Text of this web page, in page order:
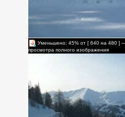
Уменьшено: 45% от [ 640 на 480 ]
просмотра полного изображения